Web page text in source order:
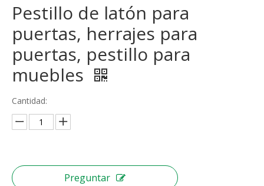
Pestillo de latón para
puertas, herrajes para
puertas, pestillo para
muebles
Cantidad:
Preguntar